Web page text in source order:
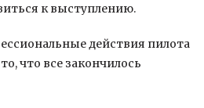
к выступлению.
действия пилота
что все закончилось